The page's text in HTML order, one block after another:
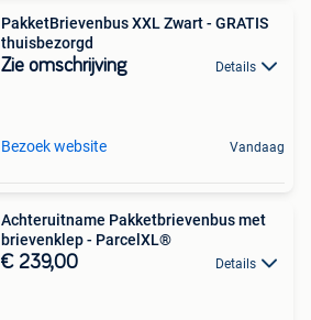
PakketBrievenbus XXL Zwart - GRATIS
thuisbezorgd
Zie omschrijving Details
Bezoek website Vandaag
Achteruitname Pakketbrievenbus met
brievenklep - ParcelXL®
€ 239,00 Details